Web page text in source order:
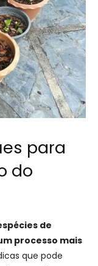
para
do
de
processo mais
que pode